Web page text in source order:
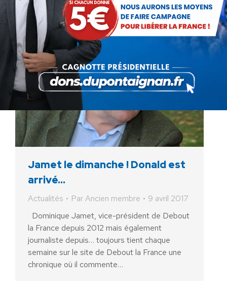
de » Questions Politiques » sur France Inter.
Jamet le dimanche ! Donald est
arrivé…
Actualités ParAncien membre
9 avril 2017
Dominique Jamet, vice-président de Debout
la France depuis 2012 mais également
journaliste depuis… toujours tient chaque
semaine sur le site de Debout la France une
chronique où il commente…